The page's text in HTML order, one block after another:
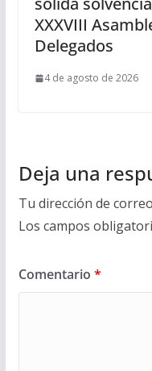
XXXVIII
Delegados
4 de agosto de 2026
Deja una
Tu dirección de
Los campos
Comentario *